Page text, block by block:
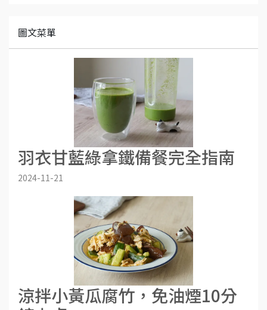
圖文菜單
羽衣甘藍綠拿鐵備餐完全指南
2024-11-21
涼拌小黃瓜腐竹，免油煙10分